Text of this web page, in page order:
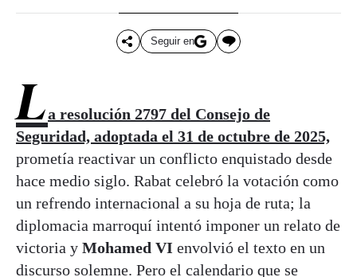
Seguir en
La resolución 2797 del Consejo de
Seguridad, adoptada el 31 de octubre de 2025,
prometía reactivar un conflicto enquistado desde
hace medio siglo. Rabat celebró la votación como
un refrendo internacional a su hoja de ruta; la
diplomacia marroquí intentó imponer un relato de
victoria y Mohamed VI envolvió el texto en un
discurso solemne. Pero el calendario que se